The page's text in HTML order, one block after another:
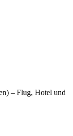
– Flug, Hotel und